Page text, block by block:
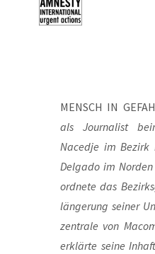
MENSCH IN
als Jour­na­list
Naced­je im Bezirk
Del­ga­do im
ord­ne­te das
län­ge­rung sei­ner
zen­tra­le von
erklär­te sei­ne